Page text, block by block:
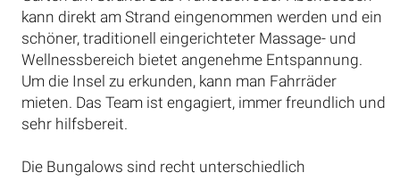
kann direkt am Strand eingenommen werden und ein
schöner, traditionell eingerichteter Massage- und
Wellnessbereich bietet angenehme Entspannung.
Um die Insel zu erkunden, kann man Fahrräder
mieten. Das Team ist engagiert, immer freundlich und
sehr hilfsbereit.
Die Bungalows sind recht unterschiedlich